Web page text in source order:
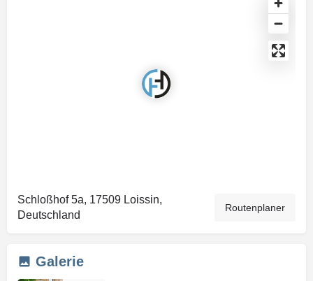
Schloßhof 5a, 17509 Loissin,
Deutschland
Routenplaner
Galerie